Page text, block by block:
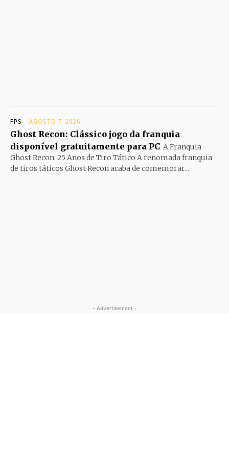
FPS AGOSTO 7, 2026
Ghost Recon: Clássico jogo da franquia
disponível gratuitamente para PC A Franquia
Ghost Recon: 25 Anos de Tiro Tático A renomada franquia
de tiros táticos Ghost Recon acaba de comemorar...
- Advertisement -